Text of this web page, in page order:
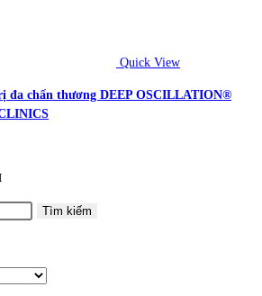
Quick View
đa chấn thương DEEP OSCILLATION®
Tìm kiếm